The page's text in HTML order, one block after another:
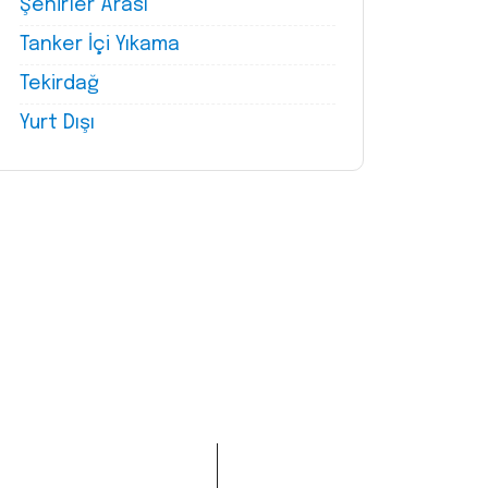
Şehirler Arası
Tanker İçi Yıkama
Tekirdağ
Yurt Dışı